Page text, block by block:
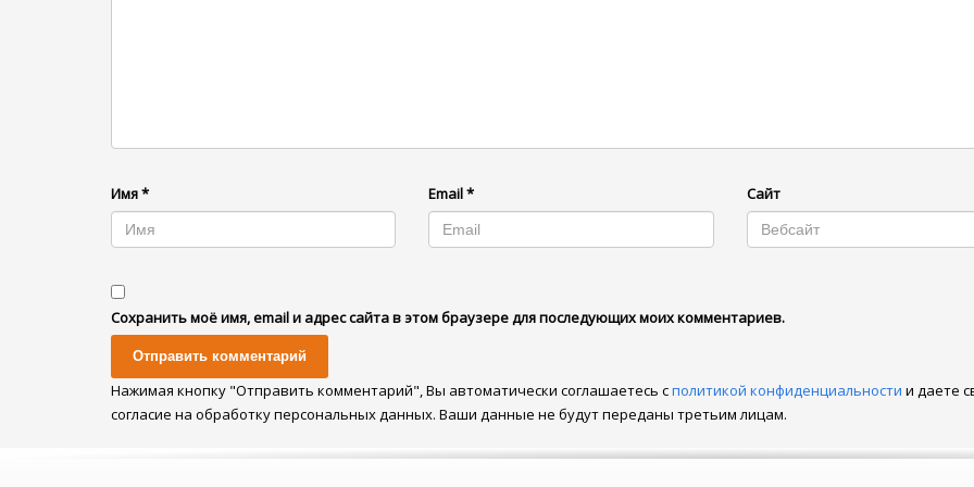
Имя* Email* Сайт
Сохранить моё имя, email и адрес сайта в этом браузере для последующих моих комментариев.
Нажимая кнопку "Отправить комментарий", Вы автоматически соглашаетесь сполитикой конфиденциальности и даете
согласие на обработку персональных данных. Ваши данные не будут переданы третьим лицам.